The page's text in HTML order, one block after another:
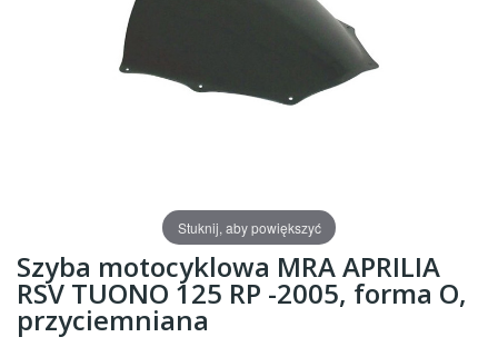
Stuknij, aby powiększyć
Szyba motocyklowa MRA APRILIA
RSV TUONO 125 RP -2005, forma O,
przyciemniana